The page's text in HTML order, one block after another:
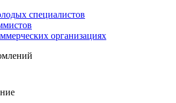
специалистов
организациях